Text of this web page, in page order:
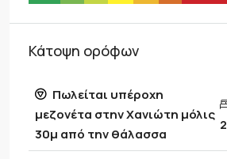
Κάτοψη ορόφων
Πωλείται υπέροχη
μεζονέτα στην Χανιώτη μόλις
30μ από την θάλασσα
2